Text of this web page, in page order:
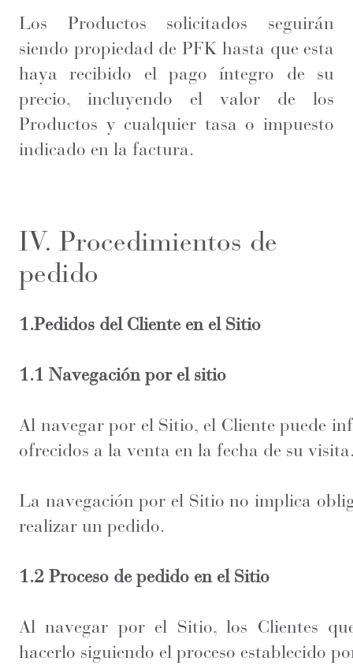
Los Productos solicitados seguirán
siendo propiedad de PFK hasta que esta
haya recibido el pago íntegro de su
precio, incluyendo el valor de los
Productos y cualquier tasa o impuesto
indicado en la factura.
IV. Procedimientos de
pedido
1.Pedidos del Cliente en el Sitio
1.1 Navegación por el sitio
Al navegar por el Sitio, el Cliente puede
ofrecidos a la venta en la fecha de su
La navegación por el Sitio no implica
realizar un pedido.
1.2 Proceso de pedido en el Sitio
Al navegar por el Sitio, los Clientes
hacerlo siguiendo el proceso establecido